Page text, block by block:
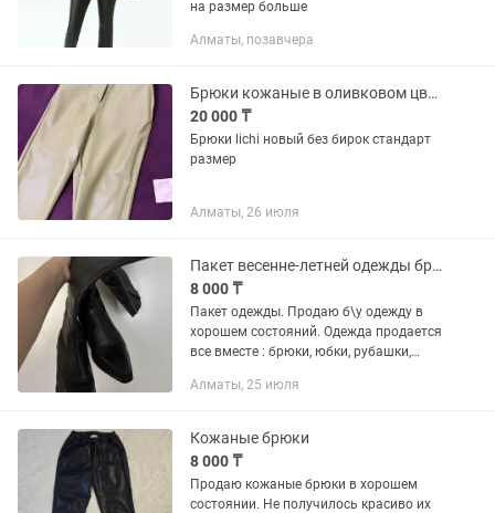
на размер больше
Алматы, позавчера
Брюки кожаные в оливковом цвете
20 000 ₸
Брюки lichi новый без бирок стандарт
размер
Алматы, 26 июля
Пакет весенне-летней одежды брюки и сапоги кожаные
8 000 ₸
Пакет одежды. Продаю б\у одежду в
хорошем состояний. Одежда продается
все вместе : брюки, юбки, рубашки,
черный из бархата , сумка кожаная,
Алматы, 25 июля
Кожаные брюки
8 000 ₸
Продаю кожаные брюки в хорошем
состоянии. Не получилось красиво их